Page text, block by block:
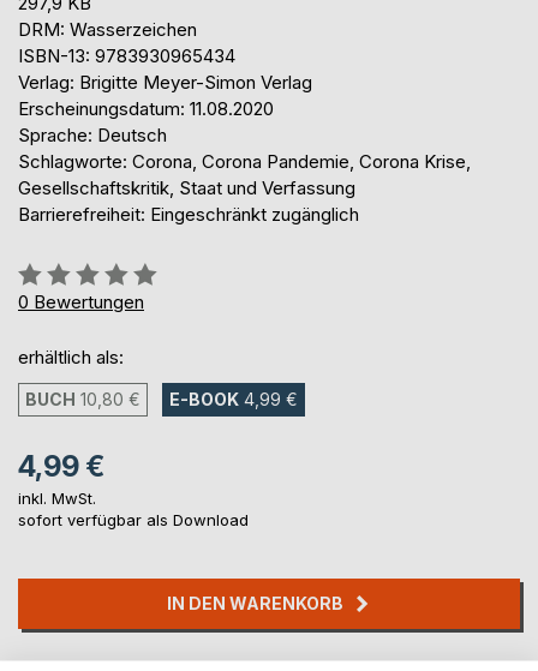
DRM: Wasserzeichen
ISBN-13: 9783930965434
Verlag: Brigitte Meyer-Simon Verlag
Erscheinungsdatum: 11.08.2020
Sprache: Deutsch
Schlagworte: Corona, Corona Pandemie, Corona Krise,
Gesellschaftskritik, Staat und Verfassung
Barrierefreiheit: Eingeschränkt zugänglich
Bewertung::
0%
0 Bewertungen
erhältlich als:
BUCH 10,80 € E-BOOK 4,99 €
4,99 €
inkl. MwSt.
sofort verfügbar als Download
IN DEN WARENKORB